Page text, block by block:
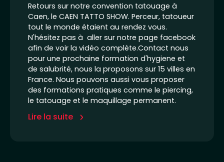
Retours sur notre convention tatouage à
Caen, le CAEN TATTO SHOW. Perceur, tatoueur
tout le monde étaient au rendez vous.
N'hésitez pas à aller sur notre page facebook
afin de voir la vidéo complète.Contact nous
pour une prochaine formation d'hygiene et
de salubrité, nous la proposons sur 15 villes en
France. Nous pouvons aussi vous proposer
des formations pratiques comme le piercing,
le tatouage et le maquillage permanent.
Lire la suite